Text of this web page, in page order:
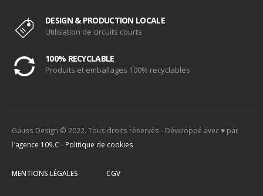
DESIGN & PRODUCTION LOCALE
Utilisation de circuits courts
100% RECYCLABLE
Produits et emballages 100% recyclables
Gauss Design © 2022. Tous droits réservés - Développé avec ♥ par
l'agence 109.C- Politique de cookies
MENTIONS LÉGALES CGV